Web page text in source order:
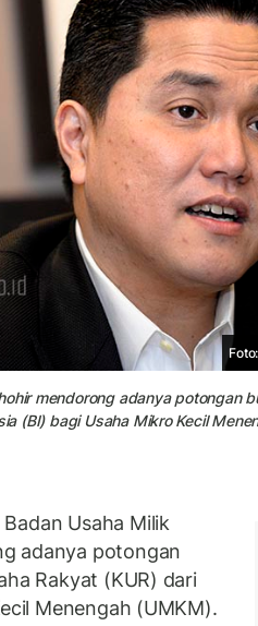
mendorong adanya potongan
(BI) bagi Usaha Mikro Kecil
Usaha Milik
adanya potongan
Rakyat (KUR) dari
Menengah (UMKM).